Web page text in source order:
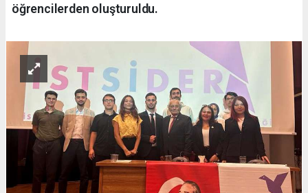
öğrencilerden oluşturuldu.